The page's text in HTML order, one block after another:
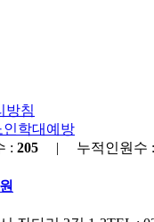
방침
인학대예방
: 205 | 누적인원수 :